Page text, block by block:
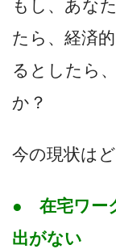
もし、あな
たら、経済
るとしたら
か？
今の現状は
● 在宅ワー
出がない